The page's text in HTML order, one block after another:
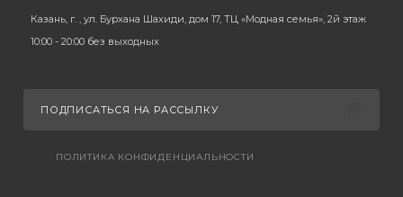
Казань, г. , ул. Бурхана Шахиди, дом 17, ТЦ «Модная семья», 2й этаж
10:00 - 20:00 без выходных
ПОДПИСАТЬСЯ НА РАССЫЛКУ
ПОЛИТИКА КОНФИДЕНЦИАЛЬНОСТИ